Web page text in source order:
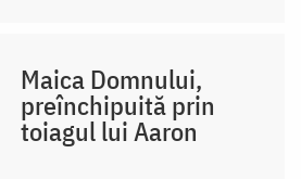
Maica Domnului,
preînchipuită prin
toiagul lui Aaron